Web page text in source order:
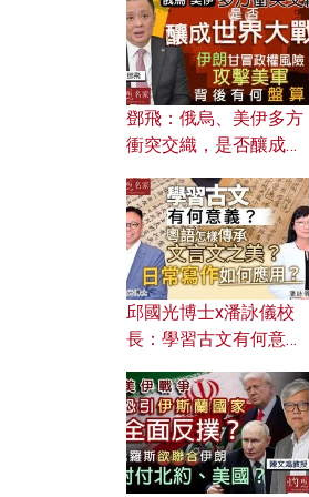
控？
鄧飛：俄烏、美伊多方
衝突交織，是否釀成世
風險攻擊美軍，背後有
何盤算？
邱國光博士x潘詠儀校
長：學習古文有何意
文之美？ 日常寫作如何
應用？